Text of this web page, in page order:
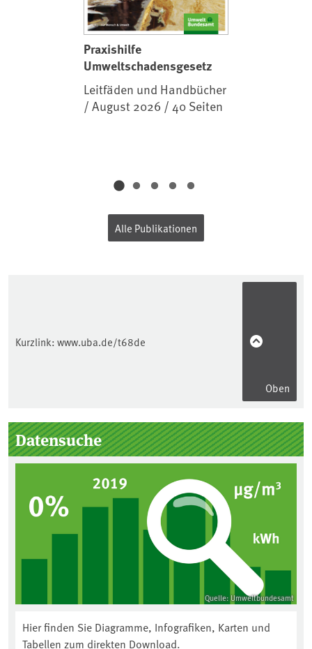
Praxishilfe
Umweltschadensgesetz
Leitfäden und Handbücher
/ August 2026 / 40 Seiten
Alle Publikationen
Kurzlink: www.uba.de/t68de
Oben
Seitenleiste
Datensuche
Quelle: Umweltbundesamt
Hier finden Sie Diagramme, Infografiken, Karten und
Tabellen zum direkten Download.